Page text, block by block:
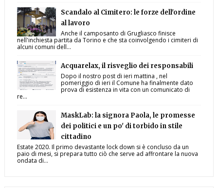
Scandalo al Cimitero: le forze dell'ordine
al lavoro
Anche il camposanto di Grugliasco finisce
nell'inchiesta partita da Torino e che sta coinvolgendo i cimiteri di
alcuni comuni dell...
Acquarelax, il risveglio dei responsabili
Dopo il nostro post di ieri mattina , nel
pomeriggio di ieri il Comune ha finalmente dato
prova di esistenza in vita con un comunicato di
re...
MaskLab: la signora Paola, le promesse
dei politici e un po' di torbido in stile
cittadino
Estate 2020. Il primo devastante lock down si è concluso da un
paio di mesi, si prepara tutto ciò che serve ad affrontare la nuova
ondata di...